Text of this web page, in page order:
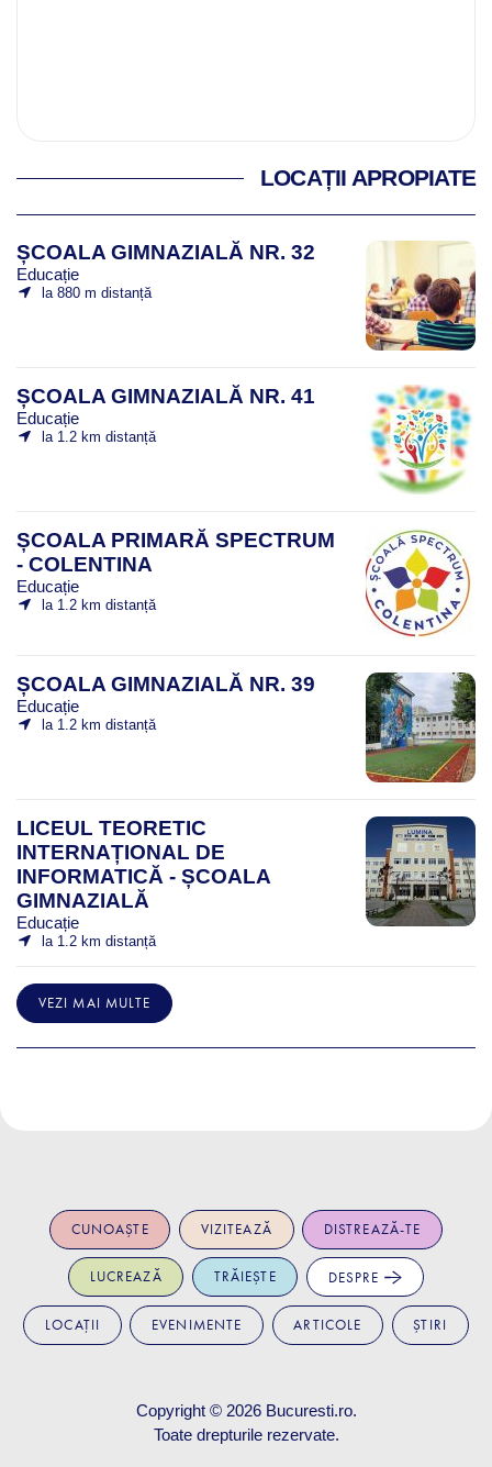
LOCAȚII APROPIATE
ȘCOALA GIMNAZIALĂ NR. 32
Educație
la 880 m distanță
ȘCOALA GIMNAZIALĂ NR. 41
Educație
la 1.2 km distanță
ȘCOALA PRIMARĂ SPECTRUM
- COLENTINA
Educație
la 1.2 km distanță
ȘCOALA GIMNAZIALĂ NR. 39
Educație
la 1.2 km distanță
LICEUL TEORETIC
INTERNAȚIONAL DE
INFORMATICĂ - ȘCOALA
GIMNAZIALĂ
Educație
la 1.2 km distanță
VEZI MAI MULTE
CUNOAȘTE VIZITEAZĂ DISTREAZĂ-TE
LUCREAZĂ TRĂIEȘTE DESPRE
LOCAȚII EVENIMENTE ARTICOLE ȘTIRI
Copyright © 2026 Bucuresti.ro.
Toate drepturile rezervate.